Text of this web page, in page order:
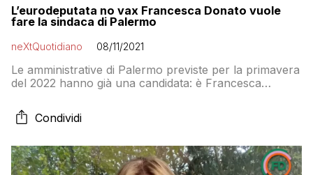
L’eurodeputata no vax Francesca Donato vuole
fare la sindaca di Palermo
neXtQuotidiano 08/11/2021
Le amministrative di Palermo previste per la primavera
del 2022 hanno già una candidata: è Francesca
teorie no vax, che ha annunciato la sua corsa da
indipendente
Condividi